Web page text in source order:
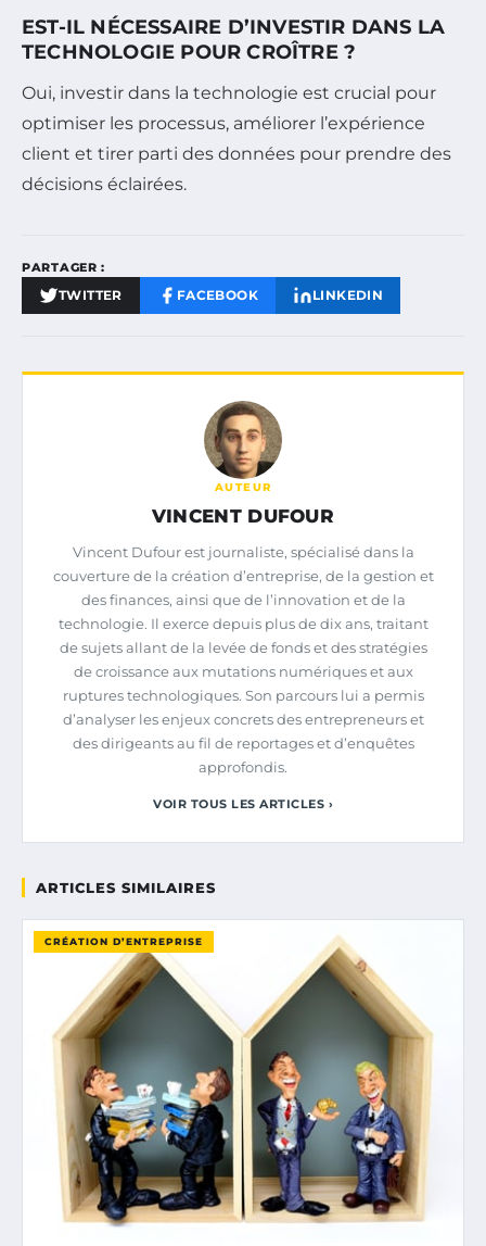
EST-IL NÉCESSAIRE D’INVESTIR DANS LA
TECHNOLOGIE POUR CROÎTRE ?
Oui, investir dans la technologie est crucial pour
optimiser les processus, améliorer l’expérience
client et tirer parti des données pour prendre des
décisions éclairées.
PARTAGER :
TWITTER FACEBOOK LINKEDIN
AUTEUR
VINCENT DUFOUR
Vincent Dufour est journaliste, spécialisé dans la
couverture de la création d’entreprise, de la gestion et
des finances, ainsi que de l’innovation et de la
technologie. Il exerce depuis plus de dix ans, traitant
de sujets allant de la levée de fonds et des stratégies
de croissance aux mutations numériques et aux
ruptures technologiques. Son parcours lui a permis
d’analyser les enjeux concrets des entrepreneurs et
des dirigeants au fil de reportages et d’enquêtes
approfondis.
VOIR TOUS LES ARTICLES ›
ARTICLES SIMILAIRES
CRÉATION D’ENTREPRISE